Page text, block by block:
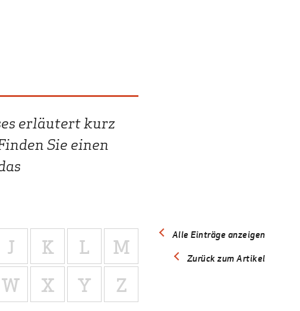
erläutert kurz
Sie einen
Alle Einträge anzeigen
Zurück zum Artikel
J K L
M
W X Y Z